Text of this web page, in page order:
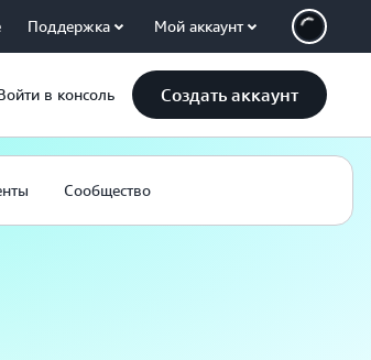
Поддержка Мой аккаунт
в консоль Создать аккаунт
Сообщество